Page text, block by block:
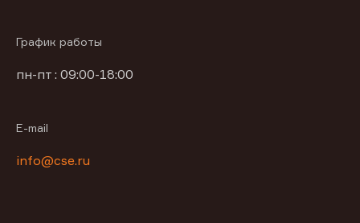
График работы
пн-пт : 09:00-18:00
E-mail
info@cse.ru